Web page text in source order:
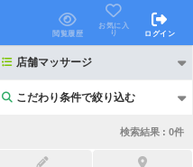
閲覧履歴
お気に入
り
ログイン
店舗マッサージ
こだわり条件で絞り込む
こだわり条件で絞り込む
検索結果 : 0件